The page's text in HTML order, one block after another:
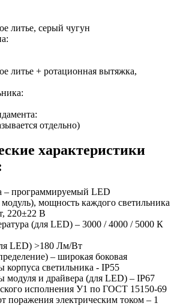
литье, серый чугун
литье + ротационная вытяжка,
отдельно)
характеристики
– программируемый LED
мощность каждого светильника
220±22 В
(для LED) – 3000 / 4000 / 5000 К
LED) >180 Лм/Вт
– широкая боковая
корпуса светильника - IP55
модуля и драйвера (для LED) – IP67
исполнения У1 по ГОСТ 15150-69
поражения электрическим током – 1